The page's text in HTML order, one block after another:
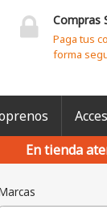
Compras
Paga tus
forma
En tienda